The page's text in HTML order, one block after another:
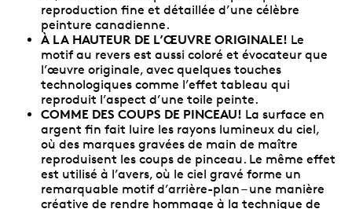
reproduction fine et détaillée d’une célèbre
peinture canadienne.
À LA HAUTEUR DE L’ŒUVRE ORIGINALE! Le
motif au revers est aussi coloré et évocateur que
l’œuvre originale, avec quelques touches
technologiques comme l’effet tableau qui
reproduit l’aspect d’une toile peinte.
COMME DES COUPS DE PINCEAU! La surface en
argent fin fait luire les rayons lumineux du ciel,
où des marques gravées de main de maître
reproduisent les coups de pinceau. Le même effet
est utilisé à l’avers, où le ciel gravé forme un
remarquable motif d’arrière-plan – une manière
créative de rendre hommage à la technique de